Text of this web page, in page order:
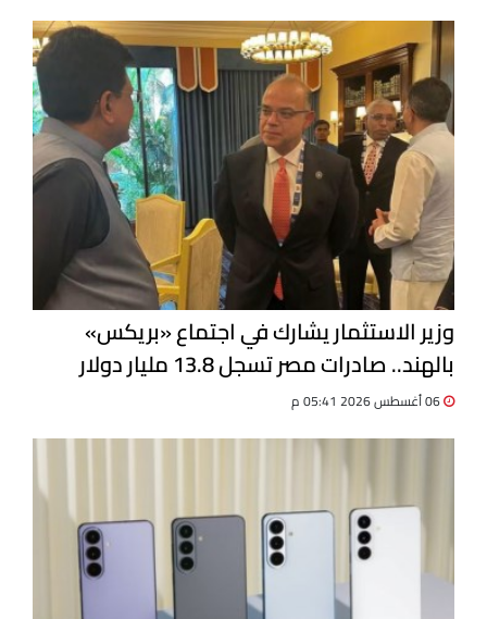
وزير الاستثمار يشارك في اجتماع «بريكس»
بالهند.. صادرات مصر تسجل 13.8 مليار دولار